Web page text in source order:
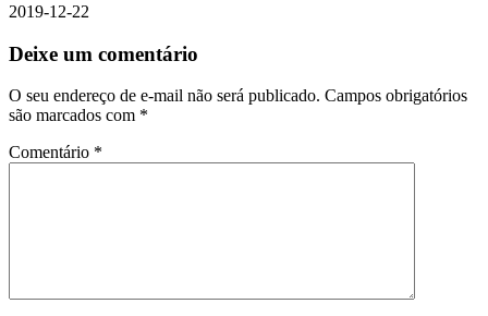
2019-12-22
Deixe um comentário
O seu endereço de e-mail não será publicado. Campos obrigatórios
são marcados com *
Comentário *